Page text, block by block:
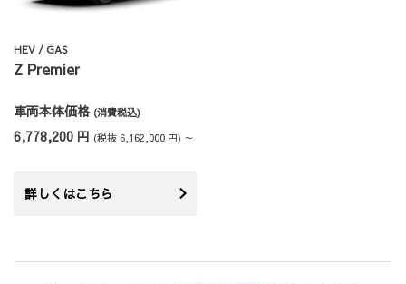
HEV / GAS
Z Premier
車両本体価格 (消費税込)
6,778,200 円 (税抜 6,162,000 円) ～
詳しくはこちら